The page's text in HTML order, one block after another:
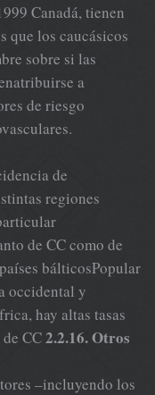
Canadá, tienen
que los caucásicos
sobre si las
a
de riesgo
de
regiones
de CC como de
bálticosPopular
occidental y
hay altas tasas
CC2.2.16. Otros
–incluyendo los